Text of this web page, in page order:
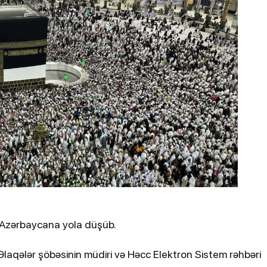
yola düşüb.
şöbəsinin müdiri və Həcc Elektron Sistem rəhbəri
nəfər narkotikə görə saxlanılıb
Nazirliyi İranın
Ukraynadan kömək